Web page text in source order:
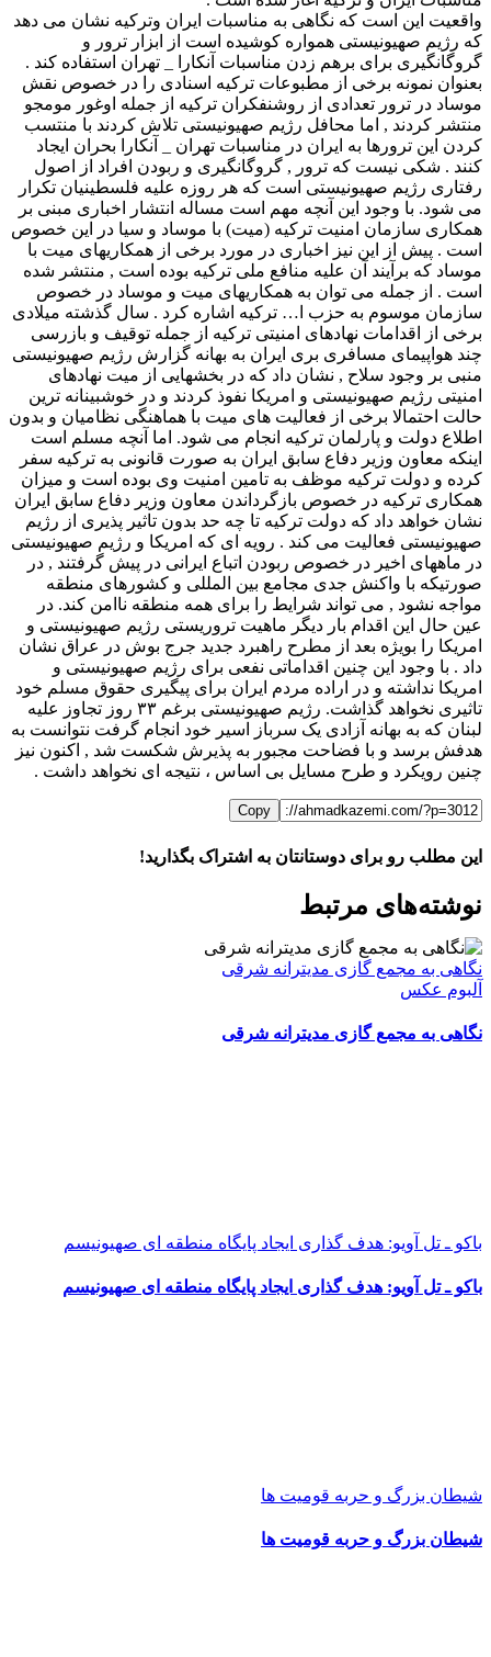
واقعیت این است که نگاهی به مناسبات ایران وترکیه نشان می دهد
که رژیم صهیونیستی همواره کوشیده است از ابزار ترور و
گروگانگیری برای برهم زدن مناسبات آنکارا _ تهران استفاده کند .
بعنوان نمونه برخی از مطبوعات ترکیه اسنادی را در خصوص نقش
موساد در ترور تعدادی از روشنفکران ترکیه از جمله اوغور مومجو
منتشر کردند , اما محافل رژیم صهیونیستی تلاش کردند با منتسب
کردن این ترورها به ایران در مناسبات تهران _ آنکارا بحران ایجاد
کنند . شکی نیست که ترور , گروگانگیری و ربودن افراد از اصول
رفتاری رژیم صهیونیستی است که هر روزه علیه فلسطینیان تکرار
می شود. با وجود این آنچه مهم است مساله انتشار اخباری مبنی بر
همکاری سازمان امنیت ترکیه (میت) با موساد و سیا در این خصوص
است . پیش از این نیز اخباری در مورد برخی از همکاریهای میت با
موساد که برآیند آن علیه منافع ملی ترکیه بوده است , منتشر شده
است . از جمله می توان به همکاریهای میت و موساد در خصوص
سازمان موسوم به حزب ا… ترکیه اشاره کرد . سال گذشته میلادی
برخی از اقدامات نهادهای امنیتی ترکیه از جمله توقیف و بازرسی
چند هواپیمای مسافری بری ایران به بهانه گزارش رژیم صهیونیستی
منبی بر وجود سلاح , نشان داد که در بخشهایی از میت نهادهای
امنیتی رژیم صهیونیستی و امریکا نفوذ کردند و در خوشبینانه ترین
حالت احتمالا برخی از فعالیت های میت با هماهنگی نظامیان و بدون
اطلاع دولت و پارلمان ترکیه انجام می شود. اما آنچه مسلم است
اینکه معاون وزیر دفاع سابق ایران به صورت قانونی به ترکیه سفر
کرده و دولت ترکیه موظف به تامین امنیت وی بوده است و میزان
همکاری ترکیه در خصوص بازگرداندن معاون وزیر دفاع سابق ایران
نشان خواهد داد که دولت ترکیه تا چه حد بدون تاثیر پذیری از رژیم
صهیونیستی فعالیت می کند . رویه ای که امریکا و رژیم صهیونیستی
در ماههای اخیر در خصوص ربودن اتباع ایرانی در پیش گرفتند , در
صورتیکه با واکنش جدی مجامع بین المللی و کشورهای منطقه
مواجه نشود , می تواند شرایط را برای همه منطقه ناامن کند. در
عین حال این اقدام بار دیگر ماهیت تروریستی رژیم صهیونیستی و
امریکا را بویژه بعد از مطرح راهبرد جدید جرج بوش در عراق نشان
داد . با وجود این چنین اقداماتی نفعی برای رژیم صهیونیستی و
امریکا نداشته و در اراده مردم ایران برای پیگیری حقوق مسلم خود
تاثیری نخواهد گذاشت. رژیم صهیونیستی برغم ۳۳ روز تجاوز علیه
لبنان که به بهانه آزادی یک سرباز اسیر خود انجام گرفت نتوانست به
هدفش برسد و با فضاحت مجبور به پذیرش شکست شد , اکنون نیز
چنین رویکرد و طرح مسایل بی اساس ، نتیجه ای نخواهد داشت .
Copy
این مطلب رو برای دوستانتان به اشتراک بگذارید!
FacebookX
LinkedIn
WhatsApp
Telegram
ایمیل
نوشته‌‌های مرتبط
نگاهی به مجمع گازی مدیترانه شرقی
آلبوم عکس
نگاهی به مجمع گازی مدیترانه شرقی
باکو ـ تل آویو: هدف گذاری ایجاد پایگاه منطقه ای صهیونیسم
باکو ـ تل آویو: هدف گذاری ایجاد پایگاه منطقه ای صهیونیسم
شیطان بزرگ و حربه قومیت ها
شیطان بزرگ و حربه قومیت ها